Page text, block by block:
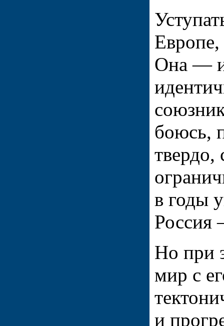
Европе,
Она —
боюсь,
твердо,
в годы
Но при
мир с
и